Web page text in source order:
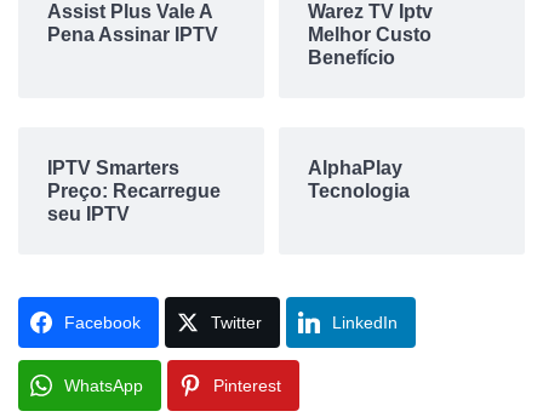
Assist Plus Vale A
Pena Assinar IPTV
Warez TV Iptv
Melhor Custo
Benefício
IPTV Smarters
Preço: Recarregue
seu IPTV
AlphaPlay
Tecnologia
Facebook Twitter LinkedIn
WhatsApp Pinterest